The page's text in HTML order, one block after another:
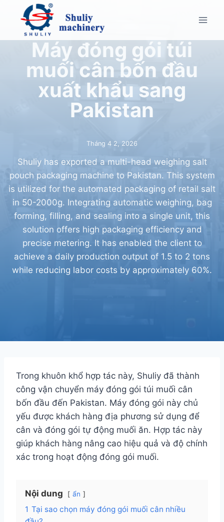
content
Máy đóng gói túi
muối cân bốn đầu
xuất khẩu sang
Pakistan
Tháng 4 2, 2026
Shuliy has exported a multi-head weighing salt
pouch packaging machine to Pakistan. This system
is utilized for the automated packaging of retail salt
in 50-2000g. Integrating automatic weighing, bag
forming, filling, and sealing into a single unit, this
solution offers high packaging efficiency and
precise metering. It has enabled the client to
achieve a daily production output of 1.5 to 2 tons
while reducing labor costs by approximately 60%.
Trong khuôn khổ hợp tác này, Shuliy đã thành
công vận chuyển máy đóng gói túi muối cân
bốn đầu đến Pakistan. Máy đóng gói này chủ
yếu được khách hàng địa phương sử dụng để
cân và đóng gói tự động muối ăn. Hợp tác này
giúp khách hàng nâng cao hiệu quả và độ chính
xác trong hoạt động đóng gói muối.
Nội dung ẩn
1 Tại sao chọn máy đóng gói muối cân nhiều